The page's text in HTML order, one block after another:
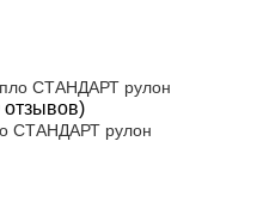
отзывов)
СТАНДАРТ рулон